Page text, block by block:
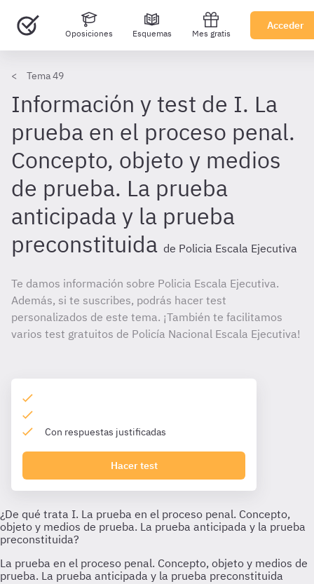
Oposiciones Esquemas Mes gratis
Acceder
Tema 49
Información y test de I. La
prueba en el proceso penal.
Concepto, objeto y medios
de prueba. La prueba
anticipada y la prueba
preconstituida de Policia Escala Ejecutiva
Te damos información sobre Policia Escala Ejecutiva.
Además, si te suscribes, podrás hacer test
personalizados de este tema. ¡También te facilitamos
varios test gratuitos de Policía Nacional Escala Ejecutiva!
Con respuestas justificadas
Hacer test